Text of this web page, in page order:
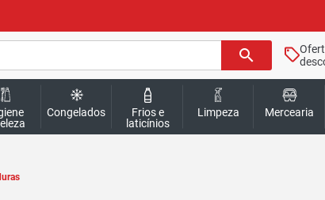
search
Congelados
Frios e
laticínios
Limpeza Mercearia